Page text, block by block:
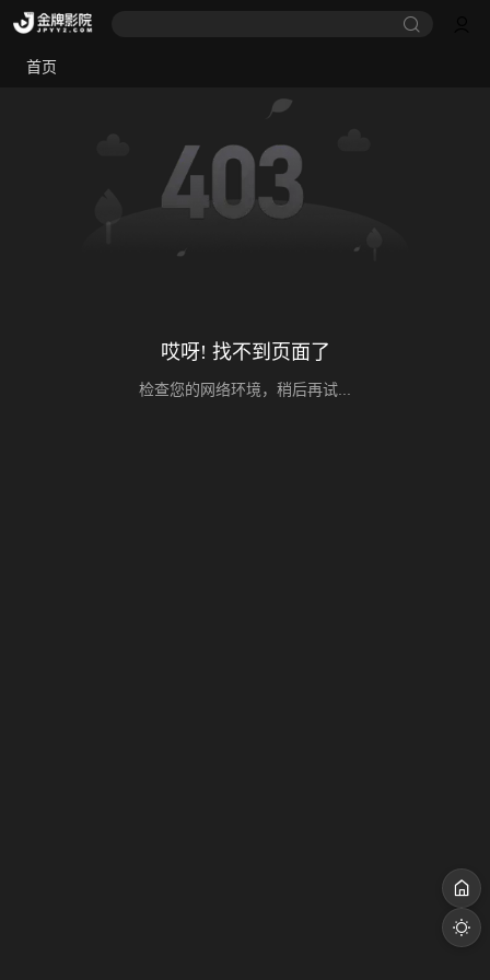
首页
哎呀! 找不到页面了
检查您的网络环境，稍后再试...